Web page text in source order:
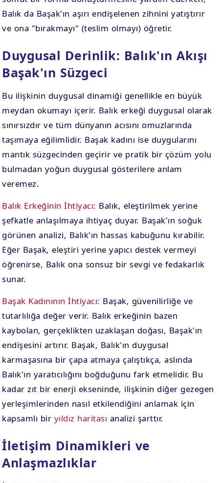
Balık da Başak'ın aşırı endişelenen zihnini yatıştırır
ve ona "bırakmayı" (teslim olmayı) öğretir.
Duygusal Derinlik: Balık'ın Akışı
Başak'ın Süzgeci
Bu ilişkinin duygusal dinamiği genellikle en büyük
meydan okumayı içerir. Balık erkeği duygusal olarak
sınırsızdır ve tüm dünyanın acısını omuzlarında
taşımaya eğilimlidir. Başak kadını ise duygularını
mantık süzgecinden geçirir ve pratik bir çözüm yolu
bulmadan yoğun duygusal gösterilere anlam
veremez.
Balık Erkeğinin İhtiyacı: Balık, eleştirilmek yerine
şefkatle anlaşılmaya ihtiyaç duyar. Başak'ın soğuk
görünen analizi, Balık'ın hassas kabuğunu kırabilir.
Eğer Başak, eleştiri yerine yapıcı destek vermeyi
öğrenirse, Balık ona sonsuz bir sevgi ve fedakarlık
sunar.
Başak Kadınının İhtiyacı: Başak, güvenilirliğe ve
tutarlılığa değer verir. Balık erkeğinin bazen
kaybolan, gerçeklikten uzaklaşan doğası, Başak'ın
endişesini artırır. Başak, Balık'ın duygusal
karmaşasına bir çapa atmaya çalıştıkça, aslında
Balık'ın yaratıcılığını boğduğunu fark etmelidir. Bu
kadar zıt bir enerji ekseninde, ilişkinin diğer gezegen
yerleşimlerinden nasıl etkilendiğini anlamak için
kapsamlı bir yıldız haritası analizi şarttır.
İletişim Dinamikleri ve
Anlaşmazlıklar